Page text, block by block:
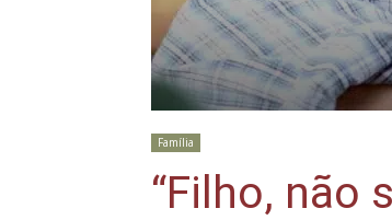
Família
“Filho, não